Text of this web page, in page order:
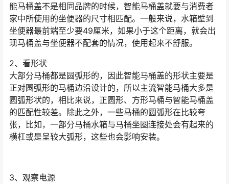
能马桶盖不是相同品牌的时候，智能马桶盖就要与消费者
家中所使用的坐便器的尺寸相匹配。一般来说，水箱壁到
坐便器最前端至少要49厘米，如果小于这个距离，就会出
现马桶盖与坐便器不配套的情况，使用起来不舒服。
2、看形状
大部分马桶都是圆弧形的，因此智能马桶盖的形状主要是
正对圆弧形的马桶边沿设计的，所以主流智能马桶大多是
圆弧形状的，相比来说，正圆形、方形马桶与智能马桶盖
的匹配性较差。除此之外，一些马桶的圆弧形在比较夸
张，比如，一部分马桶水箱与马桶坐圈连接处会有起来的
横杠或是呈较大弧形，这些也会影响安装。
3、观察电源